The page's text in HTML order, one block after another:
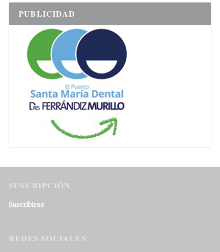
PUBLICIDAD
SUSCRIPCIÓN
Suscribirse
REDES SOCIALES